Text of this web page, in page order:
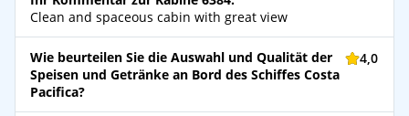
Clean and spaceous cabin with great view
Wie beurteilen Sie die Auswahl und Qualität der
Speisen und Getränke an Bord des Schiffes Costa
Pacifica?
4,0